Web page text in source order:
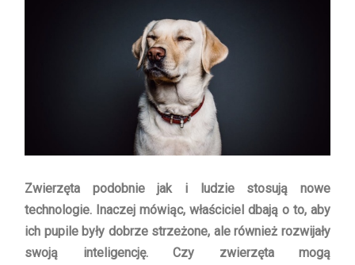
Zwierzęta podobnie jak i ludzie stosują nowe
technologie. Inaczej mówiąc, właściciel dbają o to, aby
ich pupile były dobrze strzeżone, ale również rozwijały
swoją inteligencję. Czy zwierzęta mogą